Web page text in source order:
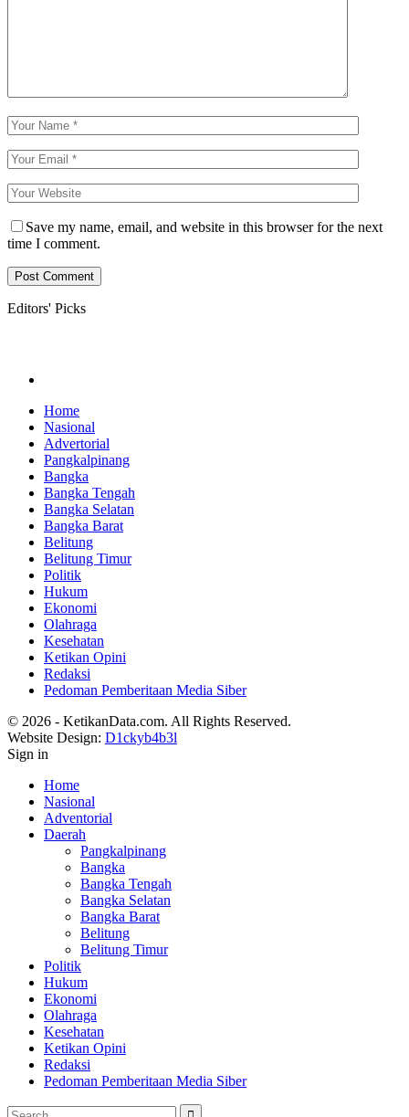
Save my name, email, and website in this browser for the next
time I comment.
Editors' Picks
Home
Nasional
Advertorial
Pangkalpinang
Bangka
Bangka Tengah
Bangka Selatan
Bangka Barat
Belitung
Belitung Timur
Politik
Hukum
Ekonomi
Olahraga
Kesehatan
Ketikan Opini
Redaksi
Pedoman Pemberitaan Media Siber
© 2026 - KetikanData.com. All Rights Reserved.
Website Design: D1ckyb4b3l
Sign in
Home
Nasional
Adventorial
Daerah
Pangkalpinang
Bangka
Bangka Tengah
Bangka Selatan
Bangka Barat
Belitung
Belitung Timur
Politik
Hukum
Ekonomi
Olahraga
Kesehatan
Ketikan Opini
Redaksi
Pedoman Pemberitaan Media Siber